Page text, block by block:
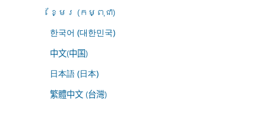
ខ្មែរ (កម្ពុជា)
한국어 (대한민국)
中文(中国)
日本語 (日本)
繁體中文 (台灣)